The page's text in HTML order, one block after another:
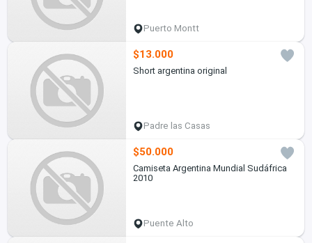
Puerto Montt
$13.000
Short argentina original
Padre las Casas
$50.000
Camiseta Argentina Mundial Sudáfrica
2010
Puente Alto